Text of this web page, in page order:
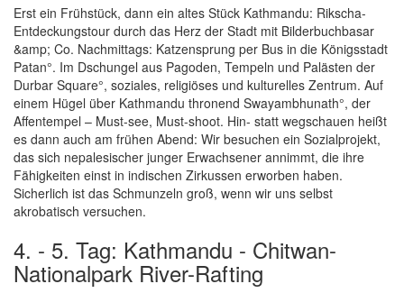
Erst ein Frühstück, dann ein altes Stück Kathmandu: Rikscha-
Entdeckungstour durch das Herz der Stadt mit Bilderbuchbasar
&amp; Co. Nachmittags: Katzensprung per Bus in die Königsstadt
Patan°. Im Dschungel aus Pagoden, Tempeln und Palästen der
Durbar Square°, soziales, religiöses und kulturelles Zentrum. Auf
einem Hügel über Kathmandu thronend Swayambhunath°, der
Affentempel – Must-see, Must-shoot. Hin- statt wegschauen heißt
es dann auch am frühen Abend: Wir besuchen ein Sozialprojekt,
das sich nepalesischer junger Erwachsener annimmt, die ihre
Fähigkeiten einst in indischen Zirkussen erworben haben.
Sicherlich ist das Schmunzeln groß, wenn wir uns selbst
akrobatisch versuchen.
4. - 5. Tag: Kathmandu - Chitwan-
Nationalpark River-Rafting